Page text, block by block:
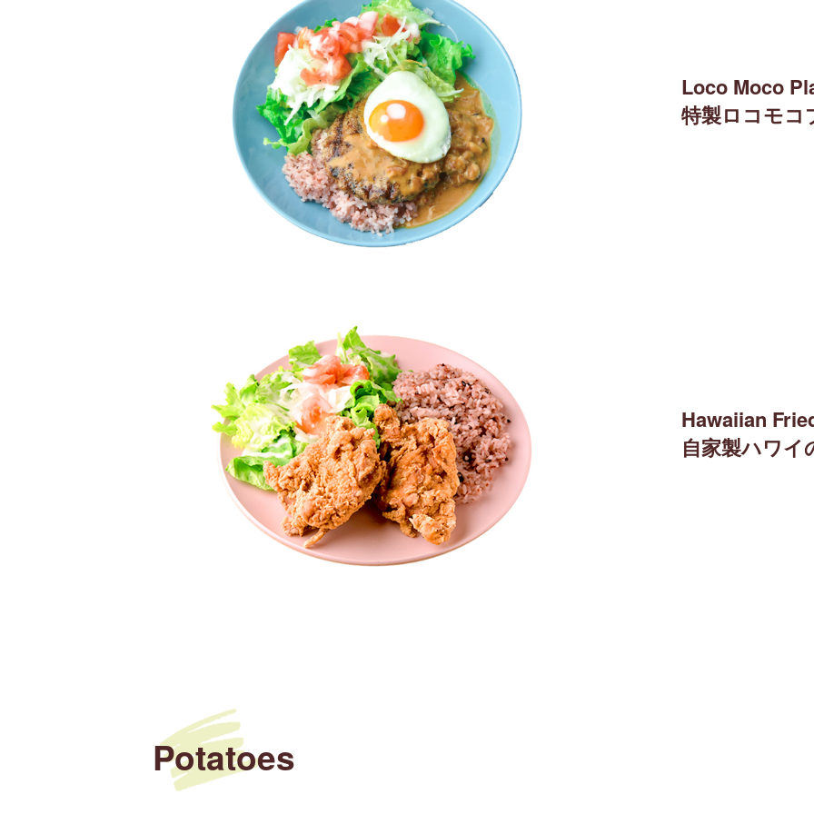
Loco Moco
特製ロコモコ
Hawaiian
自家製ハワイ
Potatoes